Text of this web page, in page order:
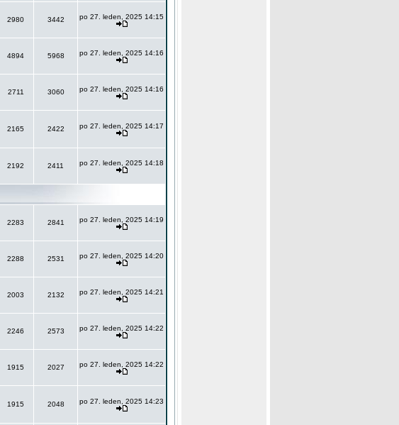
2980 3442 po 27. leden, 2025 14:15
4894 5968 po 27. leden, 2025 14:16
2711 3060 po 27. leden, 2025 14:16
2165 2422 po 27. leden, 2025 14:17
2192 2411 po 27. leden, 2025 14:18
2283 2841 po 27. leden, 2025 14:19
2288 2531 po 27. leden, 2025 14:20
2003 2132 po 27. leden, 2025 14:21
2246 2573 po 27. leden, 2025 14:22
1915 2027 po 27. leden, 2025 14:22
1915 2048 po 27. leden, 2025 14:23